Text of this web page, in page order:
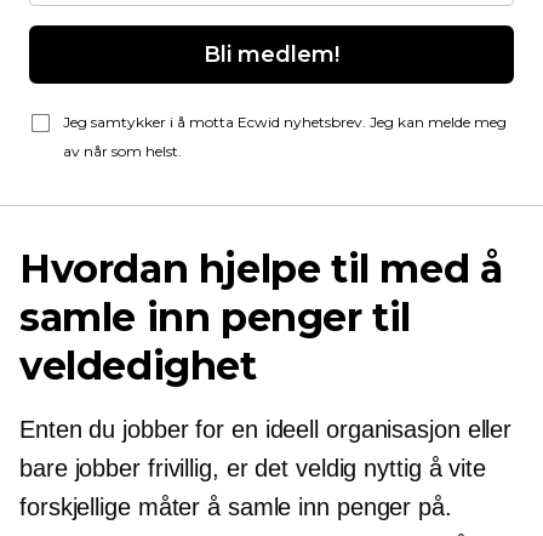
Bli medlem!
Jeg samtykker i å motta Ecwid nyhetsbrev. Jeg kan melde meg
av når som helst.
Hvordan hjelpe til med å
samle inn penger til
veldedighet
Enten du jobber for en ideell organisasjon eller
bare jobber frivillig, er det veldig nyttig å vite
forskjellige måter å samle inn penger på.